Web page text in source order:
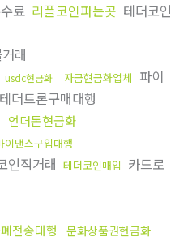
료 리플코인파는곳 테더코인
래
usdc현금화 자금현금화업체 파이
테더트론구매대행
언더돈현금화
이낸스구입대행
인직거래 테더코인매입 카드로
전송대행
문화상품권현금화